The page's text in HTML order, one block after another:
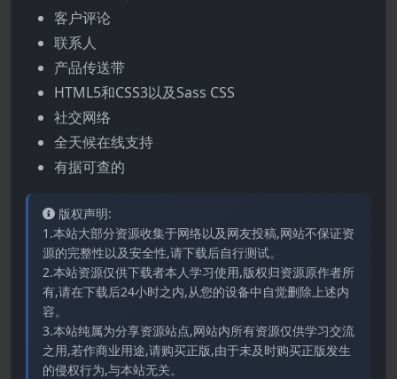
客户评论
联系人
产品传送带
HTML5和CSS3以及Sass CSS
社交网络
全天候在线支持
有据可查的
版权声明:
1.本站大部分资源收集于网络以及网友投稿,网站不保证资
源的完整性以及安全性,请下载后自行测试。
2.本站资源仅供下载者本人学习使用,版权归资源原作者所
有,请在下载后24小时之内,从您的设备中自觉删除上述内
容。
3.本站纯属为分享资源站点,网站内所有资源仅供学习交流
之用,若作商业用途,请购买正版,由于未及时购买正版发生
的侵权行为,与本站无关。